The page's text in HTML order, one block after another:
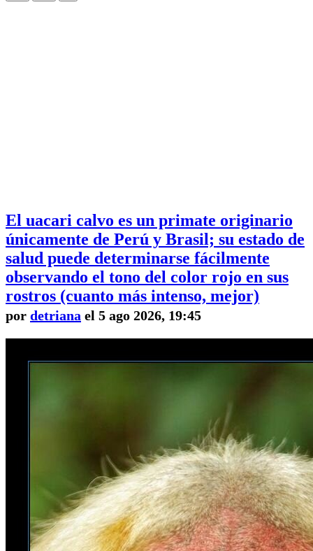
El uacari calvo es un primate originario
únicamente de Perú y Brasil; su estado de
salud puede determinarse fácilmente
observando el tono del color rojo en sus
rostros (cuanto más intenso, mejor)
por detriana el 5 ago 2026, 19:45